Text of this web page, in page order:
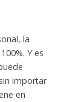
la
Y es
importar
en